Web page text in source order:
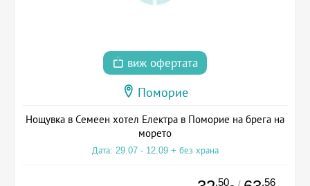
виж офертата
Поморие
Нощувка в Семеен хотел Електра в Поморие на брега на
морето
Дата: 29.07 - 12.09 + без храна
.50 .56